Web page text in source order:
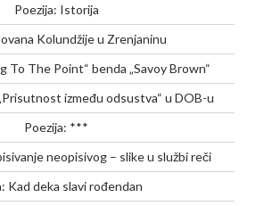
Poezija: Istorija
Kolundžije u Zrenjaninu
To The Point“ benda „Savoy Brown“
između odsustva“ u DOB-u
Poezija: ***
neopisivog – slike u službi reči
Kad deka slavi rođendan